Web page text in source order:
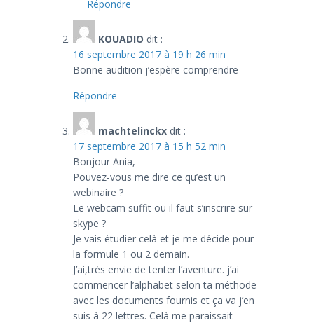
Répondre
KOUADIO dit :
16 septembre 2017 à 19 h 26 min
Bonne audition j’espère comprendre
Répondre
machtelinckx dit :
17 septembre 2017 à 15 h 52 min
Bonjour Ania,
Pouvez-vous me dire ce qu’est un
webinaire ?
Le webcam suffit ou il faut s’inscrire sur
skype ?
Je vais étudier celà et je me décide pour
la formule 1 ou 2 demain.
J’ai,très envie de tenter l’aventure. j’ai
commencer l’alphabet selon ta méthode
avec les documents fournis et ça va j’en
suis à 22 lettres. Celà me paraissait